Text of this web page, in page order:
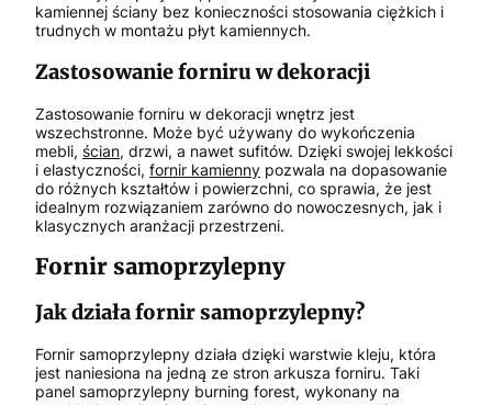
kamiennej ściany bez konieczności stosowania ciężkich i
trudnych w montażu płyt kamiennych.
Zastosowanie forniru w dekoracji
Zastosowanie forniru w dekoracji wnętrz jest
wszechstronne. Może być używany do wykończenia
mebli, ścian, drzwi, a nawet sufitów. Dzięki swojej lekkości
i elastyczności, fornir kamienny pozwala na dopasowanie
do różnych kształtów i powierzchni, co sprawia, że jest
idealnym rozwiązaniem zarówno do nowoczesnych, jak i
klasycznych aranżacji przestrzeni.
Fornir samoprzylepny
Jak działa fornir samoprzylepny?
Fornir samoprzylepny działa dzięki warstwie kleju, która
jest naniesiona na jedną ze stron arkusza forniru. Taki
panel samoprzylepny burning forest, wykonany na